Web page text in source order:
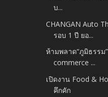
บ...
CHANGAN Auto
รอบ 1 ปี ยอ...
ห้ามพลาด“ภูมิธรรม
commerce ...
เปิดงาน Food &
คึกคัก